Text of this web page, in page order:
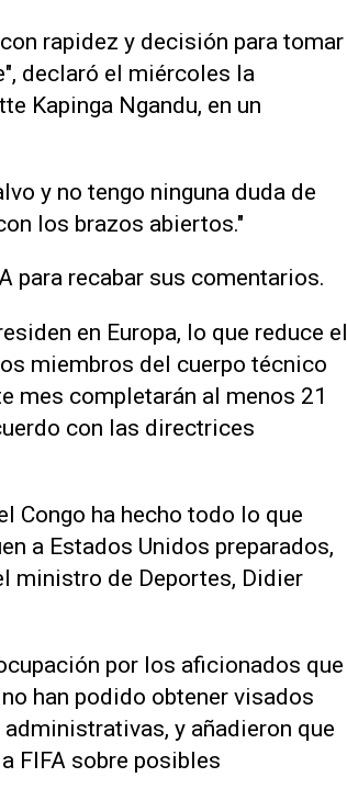
rapidez y decisión para tomar
declaró ‌el miércoles la
Kapinga Ngandu, en un
y no tengo ninguna duda de
los brazos abiertos."
para recabar sus comentarios.
en Europa, lo que reduce el
miembros del cuerpo técnico
mes completarán al menos 21
con las directrices
Congo ha hecho todo lo que
a Estados Unidos preparados,
ministro de Deportes, Didier
por los aficionados que
han podido obtener ‌visados
y añadieron que
FIFA sobre posibles